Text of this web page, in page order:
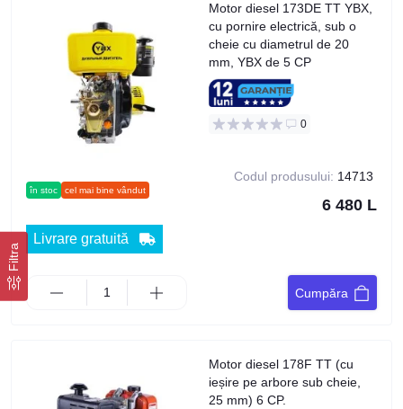
Filtra
în stoc cel mai bine vândut
Motor diesel 173DE TT YBX,
cu pornire electrică, sub o
cheie cu diametrul de 20
mm, YBX de 5 CP
0
Codul produsului: 14713
6 480 L
Livrare gratuită
Cumpăra
Motor diesel 178F TT (cu
ieșire pe arbore sub cheie,
25 mm) 6 CP.